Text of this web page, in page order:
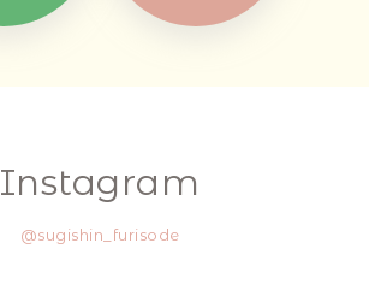
Instagram
@sugishin_furisode